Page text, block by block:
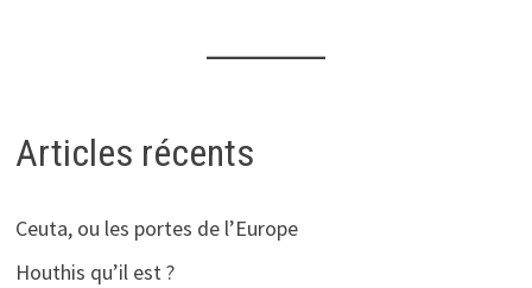
Articles récents
Ceuta, ou les portes de l’Europe
Houthis qu’il est ?